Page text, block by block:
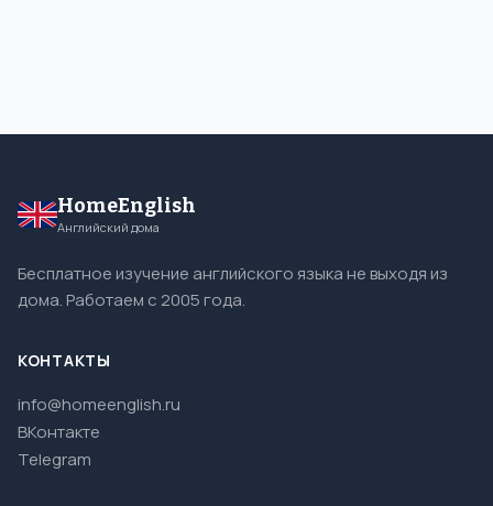
HomeEnglish
Английский дома
Бесплатное изучение английского языка не выходя из
дома. Работаем с 2005 года.
КОНТАКТЫ
info@homeenglish.ru
ВКонтакте
Telegram